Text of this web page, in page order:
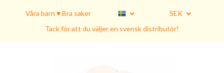
Våra barn ♥ Bra saker
SEK
Tack för att du väljer en svensk distributör!